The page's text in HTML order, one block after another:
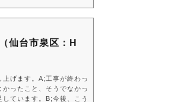
仙台市泉区：H
げます。A;工事が終わっ
ったこと、そうでなかっ
ています。B;今後、こう